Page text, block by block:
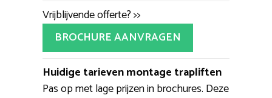
Vrijblijvende offerte? >>
BROCHURE AANVRAGEN
Huidige tarieven montage trapliften
Pas op met lage prijzen in brochures. Deze